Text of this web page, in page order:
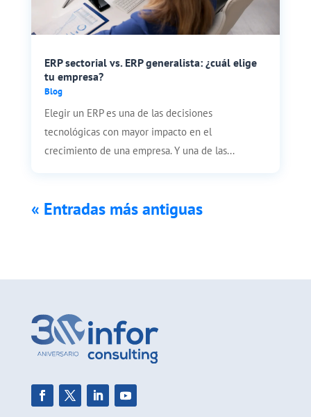
ERP sectorial vs. ERP generalista: ¿cuál elige
tu empresa?
Blog
Elegir un ERP es una de las decisiones
tecnológicas con mayor impacto en el
crecimiento de una empresa. Y una de las...
« Entradas más antiguas